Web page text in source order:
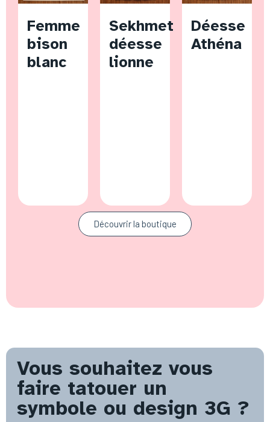
Femme
bison
blanc
Sekhmet
déesse
lionne
Déesse
Athéna
Découvrir la boutique
Vous souhaitez vous
faire tatouer un
symbole ou design 3G ?